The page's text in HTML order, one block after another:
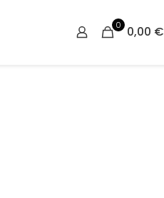
0 0,00 €